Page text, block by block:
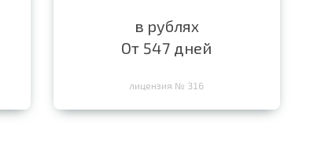
в рублях
От 547 дней
лицензия № 316